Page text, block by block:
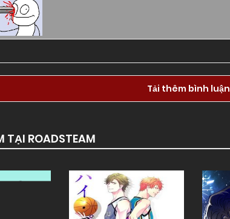
Tải thêm bình luận
TẠI ROADSTEAM